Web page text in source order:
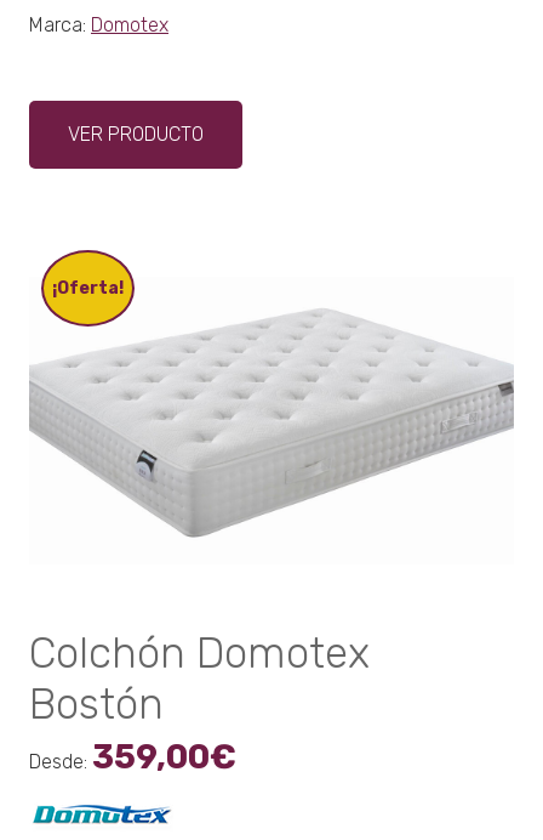
Marca: Domotex
VER PRODUCTO
tiene
se
pueden
elegir
en
página
producto
¡Oferta!
Colchón Domotex
Bostón
Desde: 359,00€